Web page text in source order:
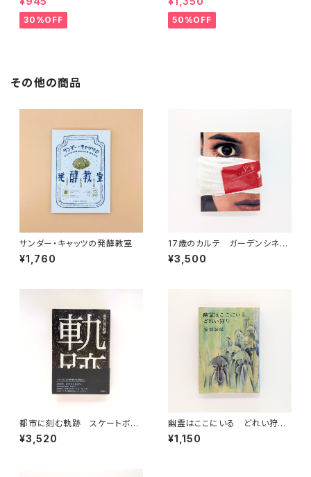
30%OFF 50%OFF
その他の商品
サンダー・キャッツの発酵教室
¥1,760
17歳のカルテ ガーデンシネ
マ・イクスプレス第67号 （映画
パンフレット）
¥3,500
都市に刻む軌跡 スケートボー
ダーのエスノグラフィー
¥3,520
幽霊はここにいる どれい狩り
（新潮文庫）
¥1,150